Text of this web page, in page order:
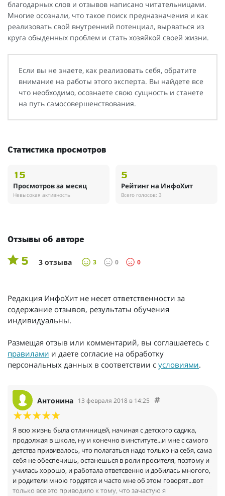
благодарных слов и отзывов написано читательницами.
Многие осознали, что такое поиск предназначения и как
реализовать свой внутренний потенциал, вырваться из
круга обыденных проблем и стать хозяйкой своей жизни.
Если вы не знаете, как реализовать себя, обратите
внимание на работы этого эксперта. Вы найдете все
что необходимо, осознаете свою сущность и станете
на путь самосовершенствования.
Статистика просмотров
15
Просмотров за месяц
Невысокая активность
5
Рейтинг на ИнфоХит
Всего голосов: 3
Отзывы об авторе
5 3 отзыва 3 0 0
Редакция ИнфоХит не несет ответственности за
содержание отзывов, результаты обучения
индивидуальны.
Размещая отзыв или комментарий, вы соглашаетесь с
правилами и даете согласие на обработку
персональных данных в соответствии с условиями.
Антонина 13 февраля 2018 в 14:25
Я всю жизнь была отличницей, начиная с детского садика,
продолжая в школе, ну и конечно в институте...и мне с самого
детства прививалось, что полагаться надо только на себя, сама
себя не обеспечишь, останешься в роли просителя, поэтому и
училась хорошо, и работала ответсвенно и добилась многого,
и родители мною гордятся и часто мне об этом говорят...вот
только все это приводило к тому, что зачастую я